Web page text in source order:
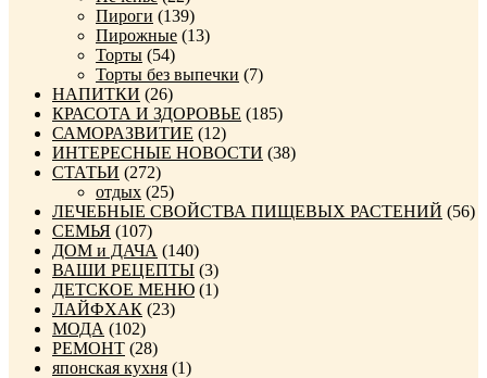
Пироги (139)
Пирожные (13)
Торты (54)
Торты без выпечки (7)
НАПИТКИ (26)
КРАСОТА И ЗДОРОВЬЕ (185)
САМОРАЗВИТИЕ (12)
ИНТЕРЕСНЫЕ НОВОСТИ (38)
СТАТЬИ (272)
отдых (25)
ЛЕЧЕБНЫЕ СВОЙСТВА ПИЩЕВЫХ РАСТЕНИЙ (56)
СЕМЬЯ (107)
ДОМ и ДАЧА (140)
ВАШИ РЕЦЕПТЫ (3)
ДЕТСКОЕ МЕНЮ (1)
ЛАЙФХАК (23)
МОДА (102)
РЕМОНТ (28)
японская кухня (1)